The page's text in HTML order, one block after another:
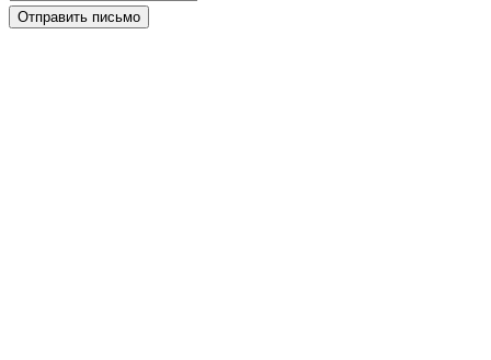
Отправить письмо